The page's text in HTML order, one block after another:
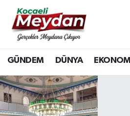
GÜNDEM DÜNYA EKONOMİ
Nöbetçi Eczaneler
Hava Durumu
Trafik Durumu
Süper Lig Puan Durumu ve